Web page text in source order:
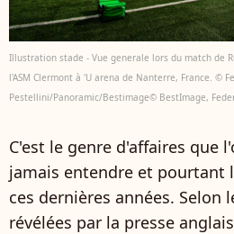
Illustration stade - Vue generale lors du match de
l'ASM Clermont à 'U arena de Nanterre, France. ©
Pestellini/Panoramic/Bestimage© BestImage,
C'est le genre d'affaires que
jamais entendre et pourtant
ces dernières années. Selon
révélées par la presse